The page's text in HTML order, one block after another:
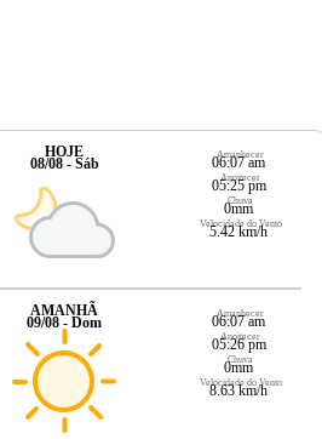
HOJE
08/08 - Sáb
Amanhecer
06:07 am
Anoitecer
05:25 pm
Chuva
0mm
Velocidade do Vento
5.42 km/h
AMANHÃ
09/08 - Dom
Amanhecer
06:07 am
Anoitecer
05:26 pm
Chuva
0mm
Velocidade do Vento
8.63 km/h